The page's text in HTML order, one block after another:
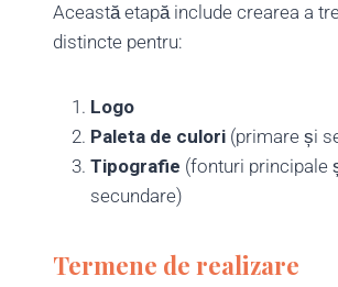
Această etapă include crearea a
distincte pentru:
Logo
Paleta de culori (primare și
Tipografie (fonturi principale
secundare)
Termene de realizare